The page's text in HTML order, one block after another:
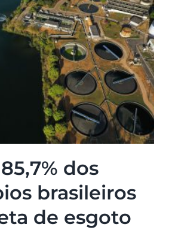
dos
brasileiros
de esgoto